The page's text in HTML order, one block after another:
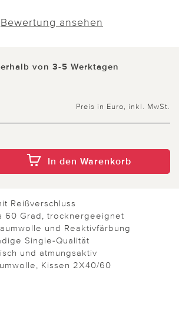
Bewertung ansehen
von 3-5 Werktagen
Preis in Euro, inkl. MwSt.
In den Warenkorb
Reißverschluss
60 Grad, trocknergeeignet
und Reaktivfärbung
Single-Qualität
und atmungsaktiv
Kissen 2X40/60